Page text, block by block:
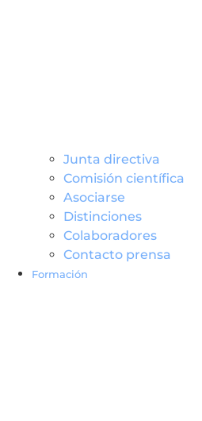
Junta directiva
Comisión científica
Asociarse
Distinciones
Colaboradores
Contacto prensa